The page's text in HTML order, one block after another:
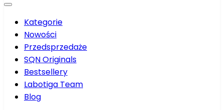
Kategorie
Nowości
Przedsprzedaże
SQN Originals
Bestsellery
Labotiga Team
Blog